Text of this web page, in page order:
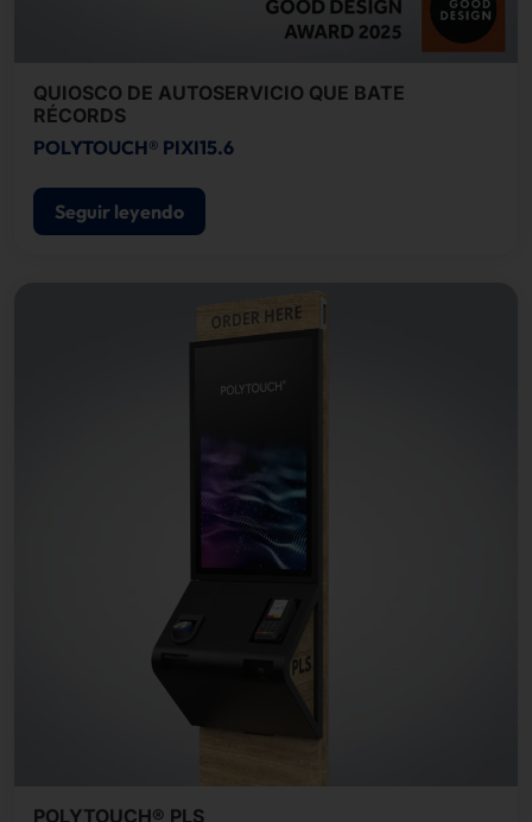
QUIOSCO DE AUTOSERVICIO QUE BATE
RÉCORDS
POLYTOUCH® PIXI15.6
Seguir leyendo
POLYTOUCH® PLS